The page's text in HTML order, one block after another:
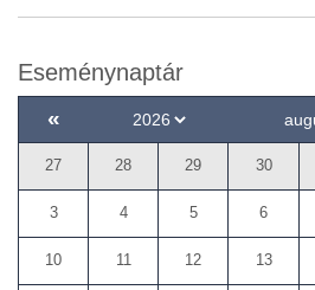
Eseménynaptár
«
27 28 29 30
3 4 5 6
10 11 12 13